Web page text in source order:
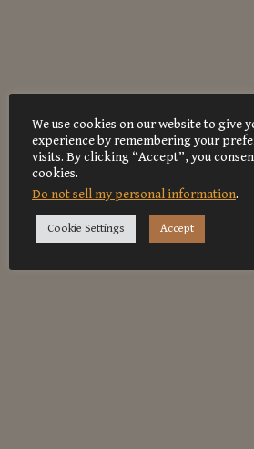
We use cookies on our website to give
experience by remembering your
visits. By clicking “Accept”, you
cookies.
Do not sell my personal information.
Cookie Settings Accept